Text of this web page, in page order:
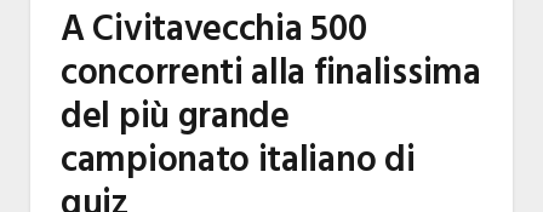
A Civitavecchia 500
concorrenti alla finalissima
del più grande
campionato italiano di